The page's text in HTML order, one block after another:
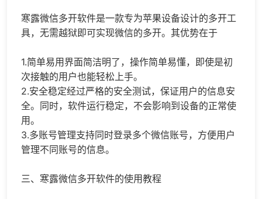
寒露微信多开软件是一款专为苹果设备设计的多开工
具，无需越狱即可实现微信的多开。其优势在于
1.简单易用界面简洁明了，操作简单易懂，即使是初
次接触的用户也能轻松上手。
2.安全稳定经过严格的安全测试，保证用户的信息安
全。同时，软件运行稳定，不会影响到设备的正常使
用。
3.多账号管理支持同时登录多个微信账号，方便用户
管理不同账号的信息。
三、寒露微信多开软件的使用教程